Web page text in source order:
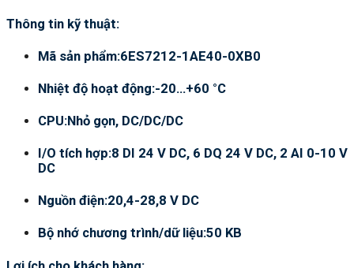
Thông tin kỹ thuật:
Mã sản phẩm:6ES7212-1AE40-0XB0
Nhiệt độ hoạt động:-20…+60 °C
CPU:Nhỏ gọn, DC/DC/DC
I/O tích hợp:8 DI 24 V DC, 6 DQ 24 V DC, 2 AI 0-10 V
DC
Nguồn điện:20,4-28,8 V DC
Bộ nhớ chương trình/dữ liệu:50 KB